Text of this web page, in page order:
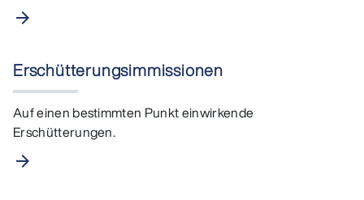
arrow_forward
Erschütterungsimmissionen
Auf einen bestimmten Punkt einwirkende
Erschütterungen.
arrow_forward